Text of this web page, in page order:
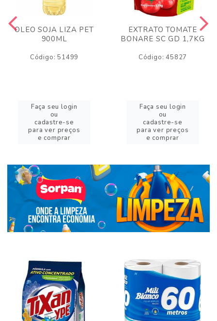
OLEO SOJA LIZA PET
900ML
Código: 51499
Faça seu login
ou
cadastre-se
para ver preços
e comprar
EXTRATO TOMATE
BONARE SC GD 1,7KG
Código: 45827
Faça seu login
ou
cadastre-se
para ver preços
e comprar